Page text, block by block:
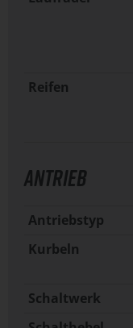
Reifen
ANTRIEB
Antriebstyp
Kurbeln
Schaltwerk